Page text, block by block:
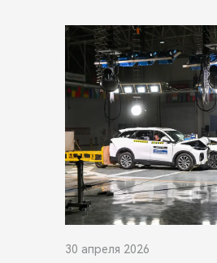
30 апреля 2026